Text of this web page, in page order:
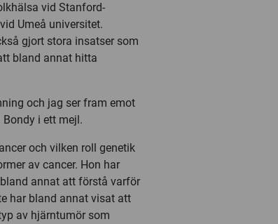
vid Stanford-
Umeå universitet.
gjort stora insatser som
bland annat hitta
och jag ser fram emot
i ett mejl.
och vilken roll genetik
av cancer. Hon har
annat att förstå varför
har bland annat visat att
av hjärntumör som